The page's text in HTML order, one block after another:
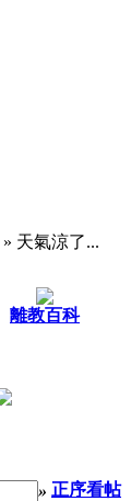
» 天氣涼了...
離教百科
» 正序看帖